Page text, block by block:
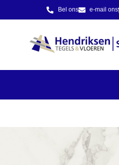
Bel ons e-mail ons